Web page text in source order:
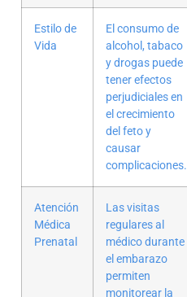
Estilo de
Vida
El consumo de
alcohol, tabaco
y drogas puede
tener efectos
perjudiciales en
el crecimiento
del feto y
causar
complicaciones.
Atención
Médica
Prenatal
Las visitas
regulares al
médico durante
el embarazo
permiten
monitorear la